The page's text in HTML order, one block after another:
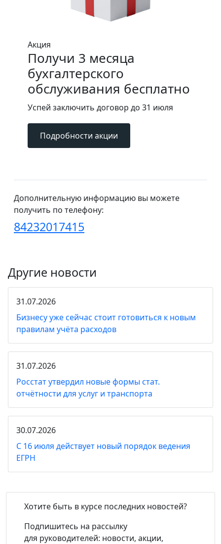
Акция
Получи 3 месяца
бухгалтерского
обслуживания бесплатно
Успей заключить договор до 31 июля
Подробности акции
Дополнительную информацию вы можете
получить по телефону:
84232017415
Другие новости
31.07.2026
Бизнесу уже сейчас стоит готовиться к новым
правилам учёта расходов
31.07.2026
Росстат утвердил новые формы стат.
отчётности для услуг и транспорта
30.07.2026
С 16 июля действует новый порядок ведения
ЕГРН
Хотите быть в курсе последних новостей?
Подпишитесь на рассылку
для руководителей: новости, акции,